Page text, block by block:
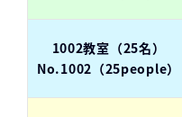
1002教室（25名）
No.1002（25people）